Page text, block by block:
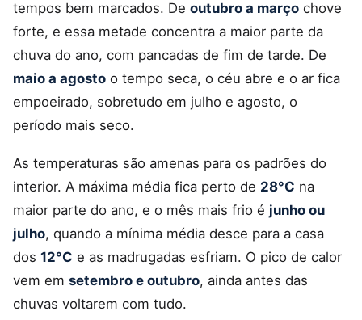
tempos bem marcados. De outubro a março chove
forte, e essa metade concentra a maior parte da
chuva do ano, com pancadas de fim de tarde. De
maio a agosto o tempo seca, o céu abre e o ar fica
empoeirado, sobretudo em julho e agosto, o
período mais seco.
As temperaturas são amenas para os padrões do
interior. A máxima média fica perto de 28°C na
maior parte do ano, e o mês mais frio é junho ou
julho, quando a mínima média desce para a casa
dos 12°C e as madrugadas esfriam. O pico de calor
vem em setembro e outubro, ainda antes das
chuvas voltarem com tudo.